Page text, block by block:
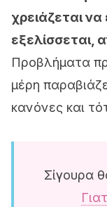
χρειάζεται να
εξελίσσεται,
Προβλήματα
μέρη
κανόνες και
Σίγουρα